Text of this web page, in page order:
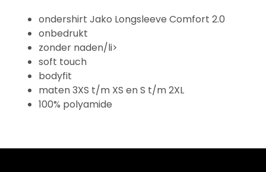
ondershirt Jako Longsleeve Comfort 2.0
onbedrukt
zonder naden/li>
soft touch
bodyfit
maten 3XS t/m XS en S t/m 2XL
100% polyamide